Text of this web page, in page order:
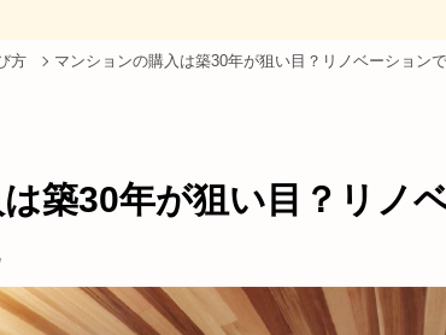
方 マンションの購入は築30年が狙い目？リノベーション
築30年が狙い目？リノ